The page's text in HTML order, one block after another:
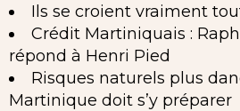
Ils se croient vraiment
Crédit Martiniquais :
répond à Henri Pied
Risques naturels plus
Martinique doit s’y préparer